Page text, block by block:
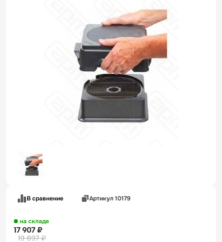
В сравнение Артикул 10179
на складе
17 907 ₽
19 897 ₽